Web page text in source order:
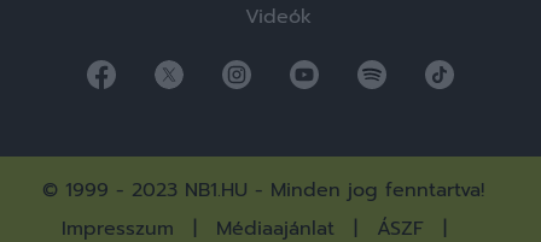
Videók
© 1999 - 2023 NB1.HU - Minden jog fenntartva!
Impresszum
Médiaajánlat ÁSZF